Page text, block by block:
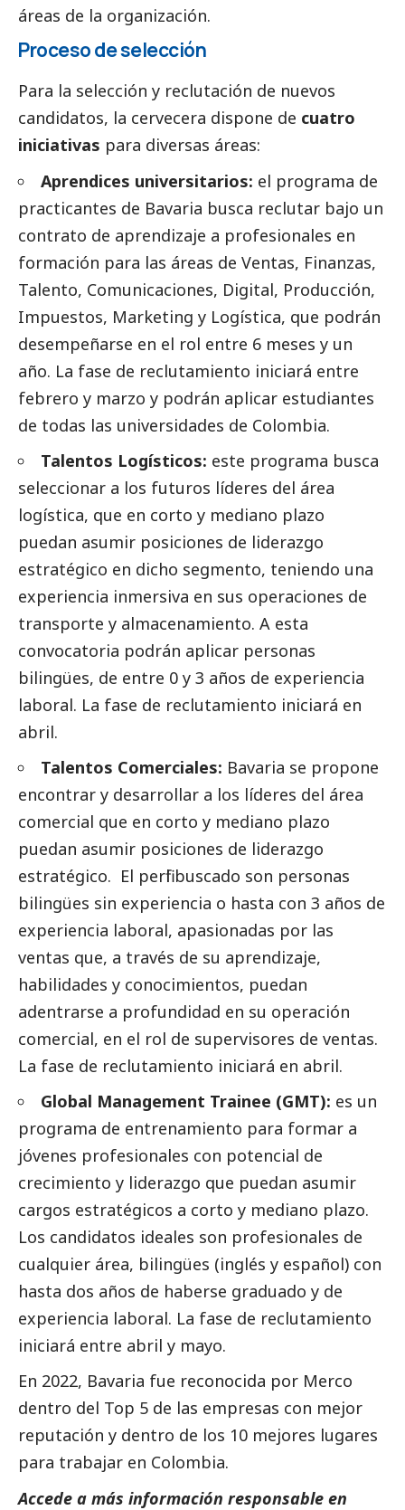
áreas de la organización.
Proceso de selección
Para la selección y reclutación de nuevos
candidatos, la cervecera dispone de cuatro
iniciativas para diversas áreas:
Aprendices universitarios: el programa de
practicantes de Bavaria busca reclutar bajo un
contrato de aprendizaje a profesionales en
formación para las áreas de Ventas, Finanzas,
Talento, Comunicaciones, Digital, Producción,
Impuestos, Marketing y Logística, que podrán
desempeñarse en el rol entre 6 meses y un
año. La fase de reclutamiento iniciará entre
febrero y marzo y podrán aplicar estudiantes
de todas las universidades de Colombia.
Talentos Logísticos: este programa busca
seleccionar a los futuros líderes del área
logística, que en corto y mediano plazo
puedan asumir posiciones de liderazgo
estratégico en dicho segmento, teniendo una
experiencia inmersiva en sus operaciones de
transporte y almacenamiento. A esta
convocatoria podrán aplicar personas
bilingües, de entre 0 y 3 años de experiencia
laboral. La fase de reclutamiento iniciará en
abril.
Talentos Comerciales: Bavaria se propone
encontrar y desarrollar a los líderes del área
comercial que en corto y mediano plazo
puedan asumir posiciones de liderazgo
estratégico. El perfil buscado son personas
bilingües sin experiencia o hasta con 3 años de
experiencia laboral, apasionadas por las
ventas que, a través de su aprendizaje,
habilidades y conocimientos, puedan
adentrarse a profundidad en su operación
comercial, en el rol de supervisores de ventas.
La fase de reclutamiento iniciará en abril.
Global Management Trainee (GMT): es un
programa de entrenamiento para formar a
jóvenes profesionales con potencial de
crecimiento y liderazgo que puedan asumir
cargos estratégicos a corto y mediano plazo.
Los candidatos ideales son profesionales de
cualquier área, bilingües (inglés y español) con
hasta dos años de haberse graduado y de
experiencia laboral. La fase de reclutamiento
iniciará entre abril y mayo.
En 2022, Bavaria fue reconocida por Merco
dentro del Top 5 de las empresas con mejor
reputación y dentro de los 10 mejores lugares
para trabajar en Colombia.
Accede a más información responsable en